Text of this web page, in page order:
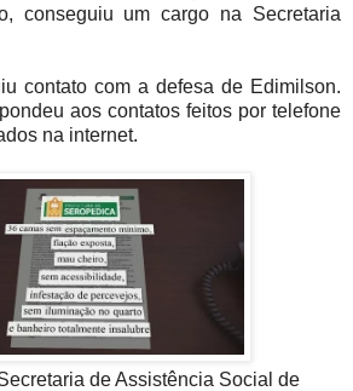
conseguiu um cargo na Secretaria
contato com a defesa de Edimilson.
aos contatos feitos por telefone
na internet.
de Assistência Social de